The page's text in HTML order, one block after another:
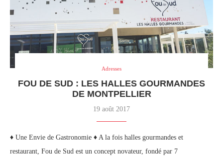
Adresses
FOU DE SUD : LES HALLES GOURMANDES
DE MONTPELLIER
19 août 2017
♦ Une Envie de Gastronomie ♦ A la fois halles gourmandes et
restaurant, Fou de Sud est un concept novateur, fondé par 7